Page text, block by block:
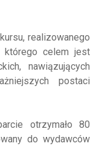
realizowanego
którego celem jest
nawiązujących
postaci
otrzymało 80
do wydawców